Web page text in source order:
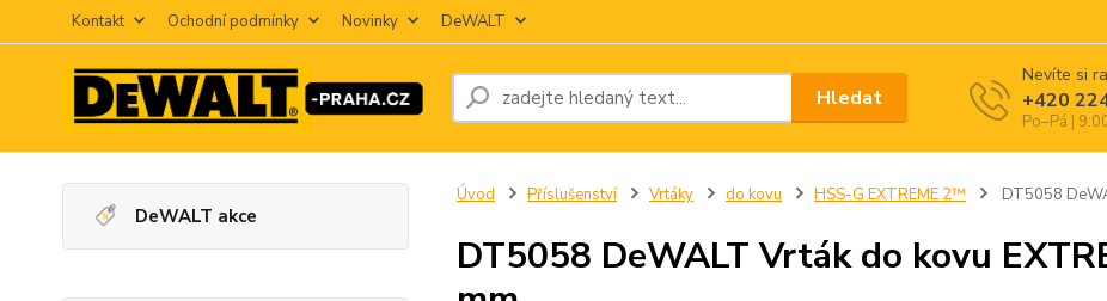
Kontakt Ochodní podmínky Novinky DeWALT
Hledat
Nevíte si
+420
Po–Pá |
DeWALT akce
Úvod Příslušenství Vrtáky do kovu HSS-G EXTREME 2™ DT5058
DT5058 DeWALT Vrták do kovu